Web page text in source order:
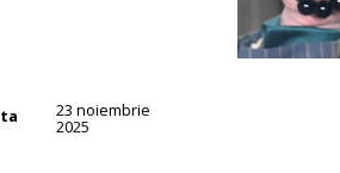
23 noiembrie
2025